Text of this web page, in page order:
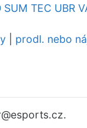
SUM TEC UBR
prodl. nebo
@esports.cz.